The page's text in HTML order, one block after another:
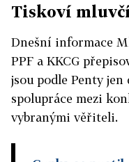
Tiskoví
Dnešní informace
PPF a KKCG
jsou podle Penty jen
spolupráce mezi
vybranými věřiteli.